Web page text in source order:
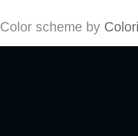
Color scheme by